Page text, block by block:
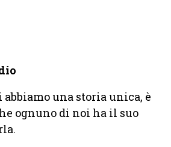
abbiamo una storia unica, è
ognuno di noi ha il suo